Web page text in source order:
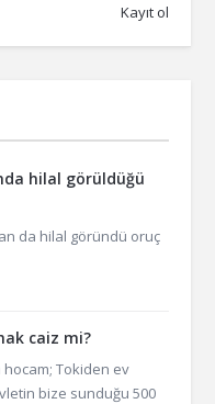
Kayıt ol
hilal görüldüğü
da hilal göründü oruç
caiz mi?
Tokiden ev
bize sunduğu 500